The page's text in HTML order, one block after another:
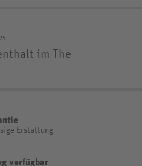
im The
Erstattung
verfügbar